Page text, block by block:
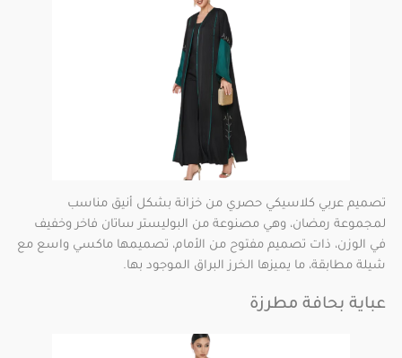
تصميم عربي كلاسيكي حصري من خزانة بشكل أنيق مناسب
لمجموعة رمضان، وهي مصنوعة من البوليستر ساتان فاخر وخفيف
في الوزن، ذات تصميم مفتوح من الأمام، تصميمها ماكسي واسع مع
شيلة مطابقة، ما يميزها الخرز البراق الموجود بها.
عباية بحافة مطرزة